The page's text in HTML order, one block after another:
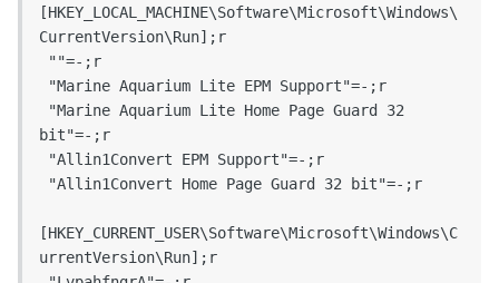
[HKEY_LOCAL_MACHINE\Software\Microsoft\Windows\
CurrentVersion\Run];r
bit"=-;r
[HKEY_CURRENT_USER\Software\Microsoft\Windows\C
urrentVersion\Run];r